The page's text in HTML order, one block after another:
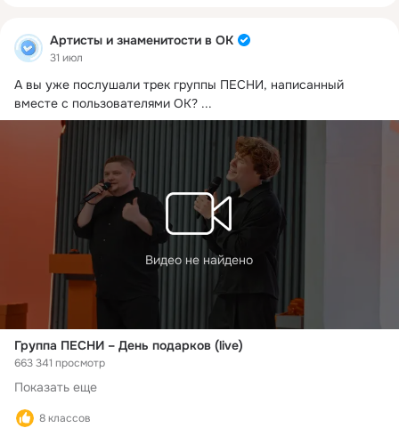
Артисты и знаменитости в ОК
31 июл
А вы уже послушали трек группы ПЕСНИ, написанный
вместе с пользователями ОК? ...
Видео не найдено
Группа ПЕСНИ – День подарков (live)
663 341 просмотр
Показать еще
8 классов